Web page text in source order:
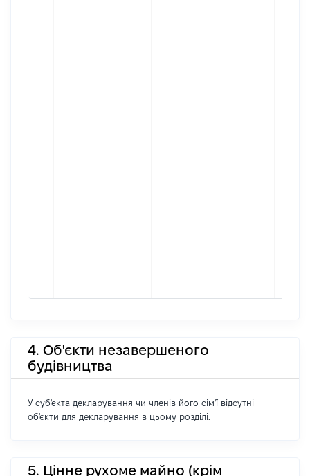
4. Об'єкти незавершеного
будівництва
У суб'єкта декларування чи членів його сім'ї відсутні
об'єкти для декларування в цьому розділі.
5. Цінне рухоме майно (крім